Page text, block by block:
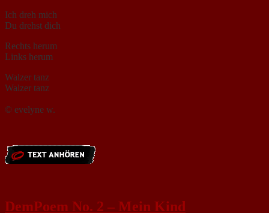
Ich dreh mich
Du drehst dich
Rechts herum
Links herum
Walzer tanz
Walzer tanz
© evelyne w.
DemPoem No. 2 – Mein Kind